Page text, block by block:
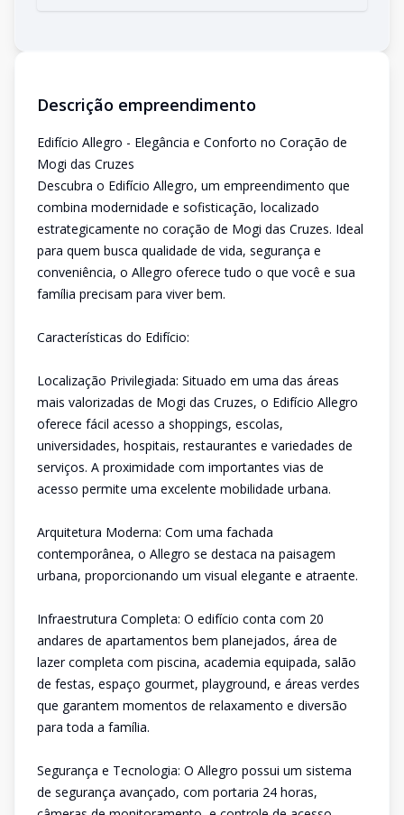
Descrição empreendimento
Edifício Allegro - Elegância e Conforto no Coração de
Mogi das Cruzes
Descubra o Edifício Allegro, um empreendimento que
combina modernidade e sofisticação, localizado
estrategicamente no coração de Mogi das Cruzes. Ideal
para quem busca qualidade de vida, segurança e
conveniência, o Allegro oferece tudo o que você e sua
família precisam para viver bem.
Características do Edifício:
Localização Privilegiada: Situado em uma das áreas
mais valorizadas de Mogi das Cruzes, o Edifício Allegro
oferece fácil acesso a shoppings, escolas,
universidades, hospitais, restaurantes e variedades de
serviços. A proximidade com importantes vias de
acesso permite uma excelente mobilidade urbana.
Arquitetura Moderna: Com uma fachada
contemporânea, o Allegro se destaca na paisagem
urbana, proporcionando um visual elegante e atraente.
Infraestrutura Completa: O edifício conta com 20
andares de apartamentos bem planejados, área de
lazer completa com piscina, academia equipada, salão
de festas, espaço gourmet, playground, e áreas verdes
que garantem momentos de relaxamento e diversão
para toda a família.
Segurança e Tecnologia: O Allegro possui um sistema
de segurança avançado, com portaria 24 horas,